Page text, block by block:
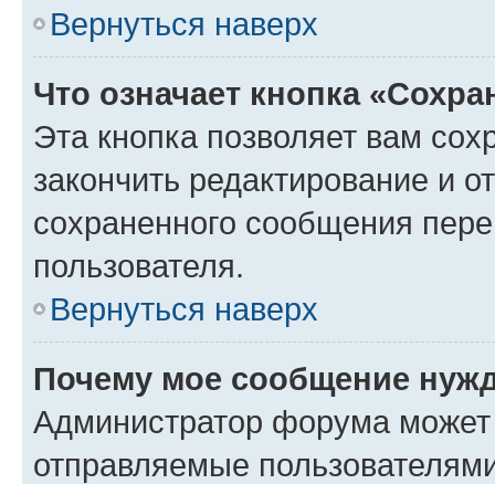
Вернуться наверх
Что означает кнопка
Эта кнопка позволяет вам
закончить редактирование и
сохраненного сообщения
пользователя.
Вернуться наверх
Почему мое сообщение
Администратор форума
отправляемые